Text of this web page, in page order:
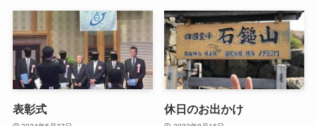
表彰式 休日のお出かけ